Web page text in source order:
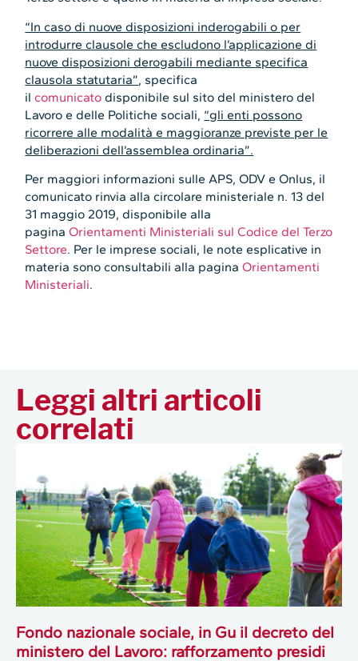
“In caso di nuove disposizioni inderogabili o per
introdurre clausole che escludono l’applicazione di
nuove disposizioni derogabili mediante specifica
clausola statutaria”, specifica
ilcomunicato disponibile sul sito del ministero del
Lavoro e delle Politiche sociali, “gli enti possono
ricorrere alle modalità e maggioranze previste per le
deliberazioni dell’assemblea ordinaria”.
Per maggiori informazioni sulle APS, ODV e Onlus, il
comunicato rinvia alla circolare ministeriale n. 13 del
31 maggio 2019, disponibile alla
paginaOrientamenti Ministeriali sul Codice del Terzo
Settore. Per le imprese sociali, le note esplicative in
materia sono consultabili alla paginaOrientamenti
Ministeriali.
Leggi altri articoli
correlati
Fondo nazionale sociale, in Gu il decreto del
ministero del Lavoro: rafforzamento presidi